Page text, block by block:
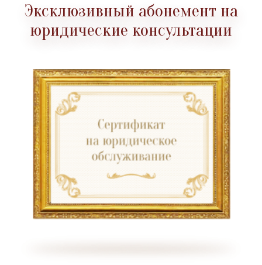
Эксклюзивный абонемент на
юридические консультации